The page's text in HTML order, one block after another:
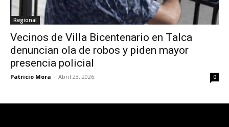
Regional
Vecinos de Villa Bicentenario en Talca
denuncian ola de robos y piden mayor
presencia policial
Patricio Mora - Abril 23, 2026 0